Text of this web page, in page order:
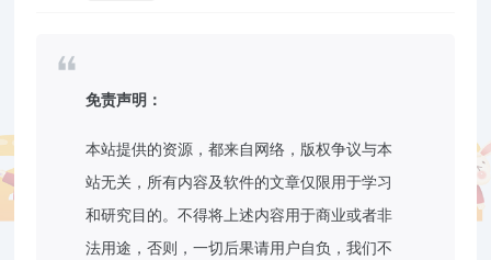
免责声明：
本站提供的资源，都来自网络，版权争议与本
站无关，所有内容及软件的文章仅限用于学习
和研究目的。不得将上述内容用于商业或者非
法用途，否则，一切后果请用户自负，我们不